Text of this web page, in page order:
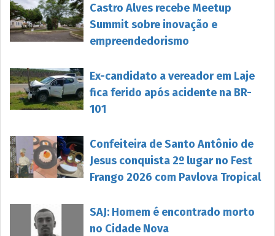
Castro Alves recebe Meetup
Summit sobre inovação e
empreendedorismo
Ex-candidato a vereador em Laje
fica ferido após acidente na BR-
101
Confeiteira de Santo Antônio de
Jesus conquista 2º lugar no Fest
Frango 2026 com Pavlova Tropical
SAJ: Homem é encontrado morto
no Cidade Nova